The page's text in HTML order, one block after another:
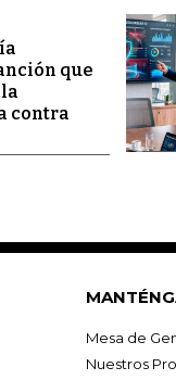
que
contra
Mesa de
Nuestros